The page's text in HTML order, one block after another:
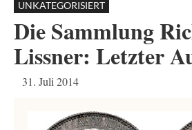
UNKATEGORISIERT
Die Sammlung
Lissner: Letzter
31. Juli 2014